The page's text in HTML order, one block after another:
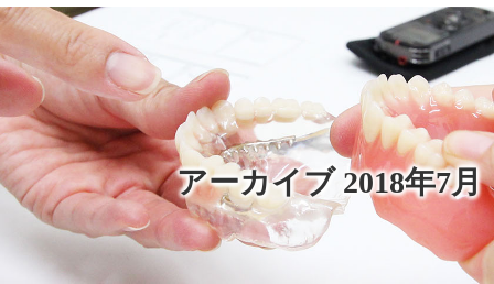
アーカイブ 2018年7月